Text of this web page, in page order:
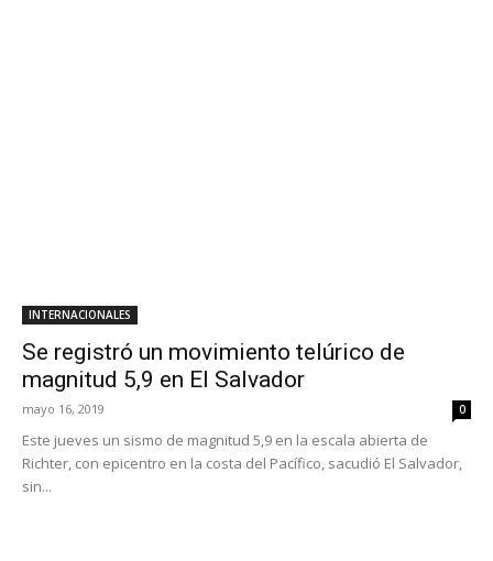
INTERNACIONALES
Se registró un movimiento telúrico de
magnitud 5,9 en El Salvador
mayo 16, 2019 0
Este jueves un sismo de magnitud 5,9 en la escala abierta de
Richter, con epicentro en la costa del Pacífico, sacudió El Salvador,
sin...